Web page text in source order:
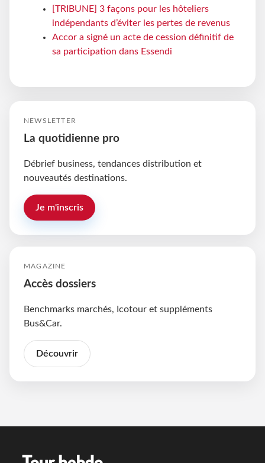
[TRIBUNE] 3 façons pour les hôteliers
indépendants d’éviter les pertes de revenus
Accor a signé un acte de cession définitif de
sa participation dans Essendi
NEWSLETTER
La quotidienne pro
Débrief business, tendances distribution et
nouveautés destinations.
Je m'inscris
MAGAZINE
Accès dossiers
Benchmarks marchés, Icotour et suppléments
Bus&Car.
Découvrir